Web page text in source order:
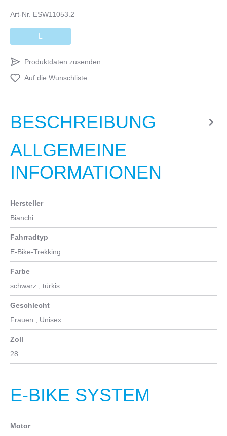
Art-Nr. ESW11053.2
L
Produktdaten zusenden
Auf die Wunschliste
BESCHREIBUNG
ALLGEMEINE
INFORMATIONEN
Hersteller
Bianchi
Fahrradtyp
E-Bike-Trekking
Farbe
schwarz , türkis
Geschlecht
Frauen , Unisex
Zoll
28
E-BIKE SYSTEM
Motor